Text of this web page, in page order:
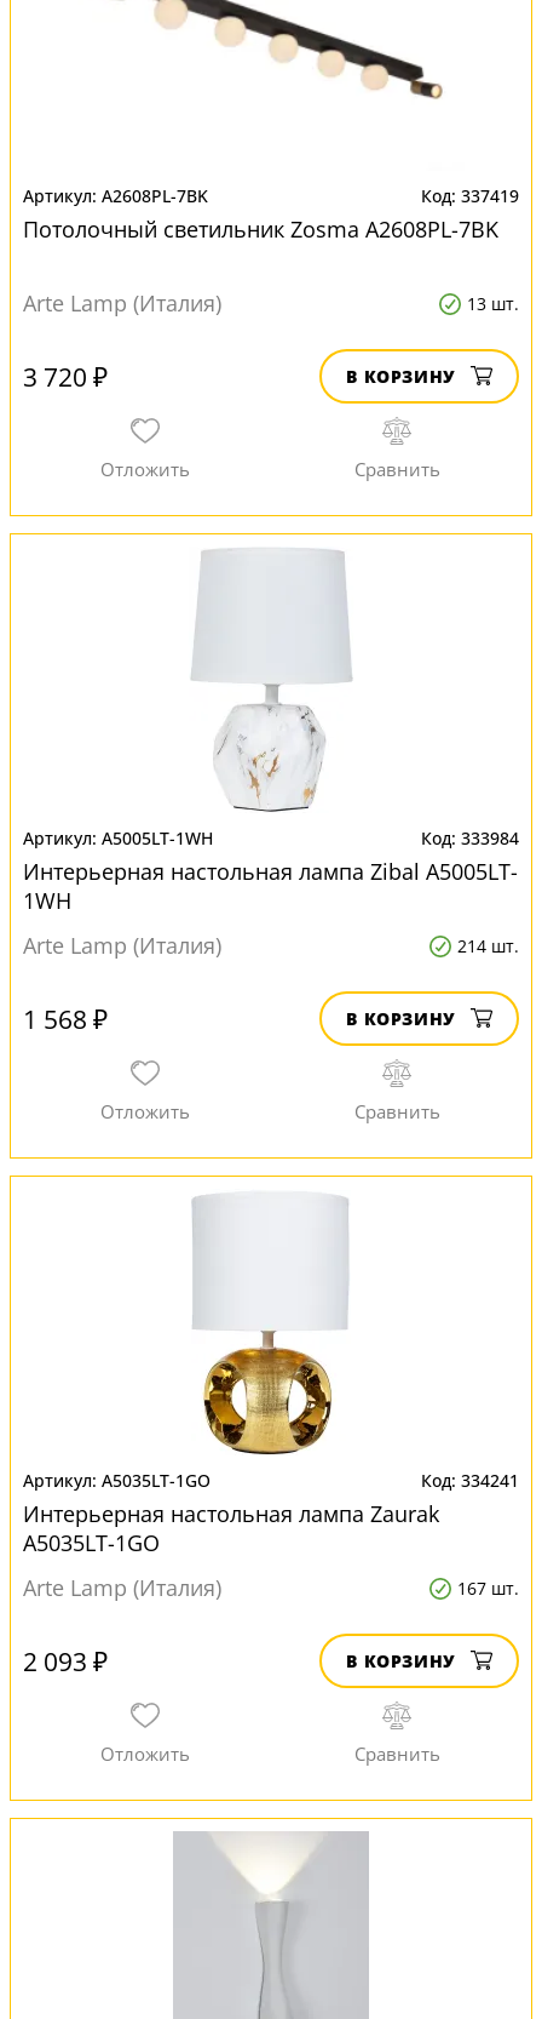
A2608PL-7BK 337419
Потолочный светильник Zosma A2608PL-7BK
Arte Lamp (Италия) 13 шт.
3 720 ₽ В КОРЗИНУ
A5005LT-1WH 333984
Интерьерная настольная лампа Zibal A5005LT-
1WH
Arte Lamp (Италия)
214 шт.
1 568 ₽ В КОРЗИНУ
A5035LT-1GO 334241
Интерьерная настольная лампа Zaurak
A5035LT-1GO
Arte Lamp (Италия)
167 шт.
2 093 ₽ В КОРЗИНУ